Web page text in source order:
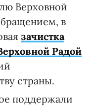
Верховной
в
зачистка
Радой
страны.
поддержали